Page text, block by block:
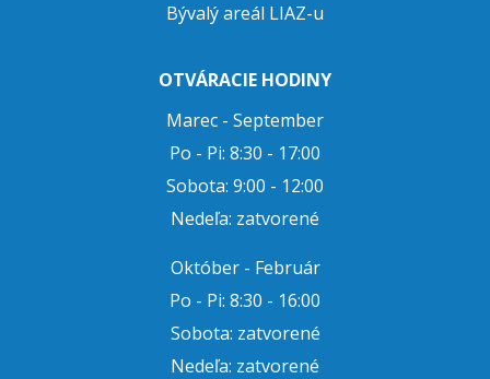
Bývalý areál LIAZ-u
OTVÁRACIE HODINY
Marec - September
Po - Pi: 8:30 - 17:00
Sobota: 9:00 - 12:00
Nedeľa: zatvorené
Október - Február
Po - Pi: 8:30 - 16:00
Sobota: zatvorené
Nedeľa: zatvorené